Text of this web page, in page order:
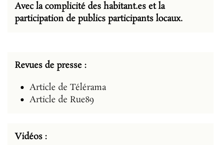
Avec la complicité des habitant.es et la
participation de publics participants locaux.
Revues de presse :
Article de Télérama
Article de Rue89
Vidéos :